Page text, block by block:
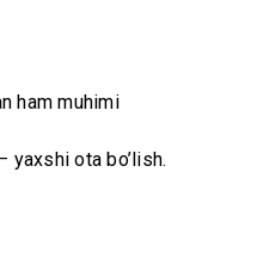
ham muhimi
yaxshi ota bo’lish.